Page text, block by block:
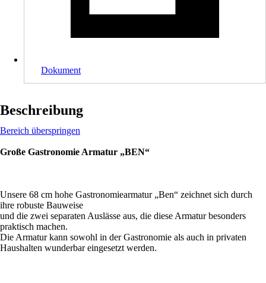
Dokument
Beschreibung
Bereich überspringen
Große Gastronomie Armatur „BEN“
Unsere 68 cm hohe Gastronomiearmatur „Ben“ zeichnet sich durch
ihre robuste Bauweise
und die zwei separaten Auslässe aus, die diese Armatur besonders
praktisch machen.
Die Armatur kann sowohl in der Gastronomie als auch in privaten
Haushalten wunderbar eingesetzt werden.